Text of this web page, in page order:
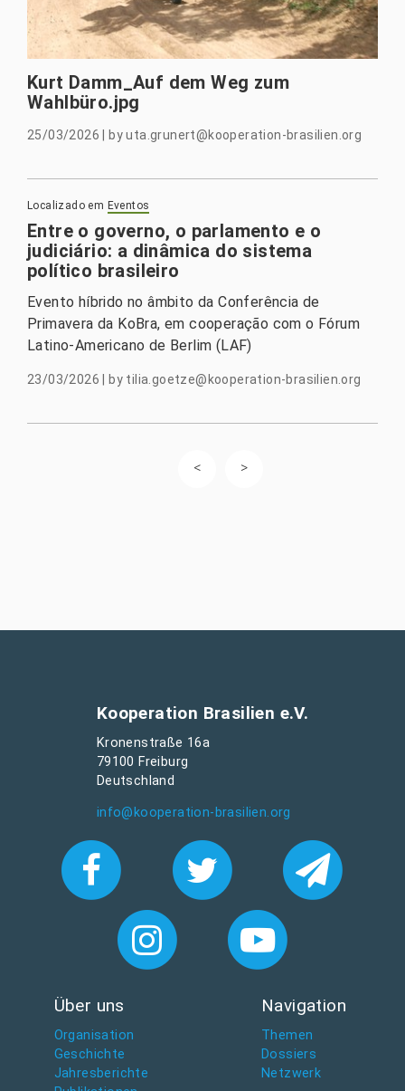
Kurt Damm_Auf dem Weg zum
Wahlbüro.jpg
25/03/2026 byuta.grunert@kooperation-brasilien.org
Localizado em Eventos
Entre o governo, o parlamento e o
judiciário: a dinâmica do sistema
político brasileiro
Evento híbrido no âmbito da Conferência de
Primavera da KoBra, em cooperação com o Fórum
Latino-Americano de Berlim (LAF)
23/03/2026 by tilia.goetze@kooperation-brasilien.org
Kooperation Brasilien e.V.
Kronenstraße 16a
79100 Freiburg
Deutschland
info@kooperation-brasilien.org
Über uns
Organisation
Geschichte
Jahresberichte
Navigation
Themen
Dossiers
Netzwerk